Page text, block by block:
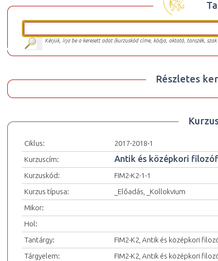
Kérjük, írja be a keresett adat (kurzuskód címe, kódja, oktató, tanszék,
Részletes
Ciklus:
2017-2018-1
Kurzuscím:
Antik és középkori
Kurzuskód:
FIM2-K2-1-1
Kurzus típusa:
_Előadás, _Kollokvium
Mikor:
Hol:
Tantárgy:
FIM2-K2, Antik és középkori
Tárgyelem:
FIM2-K2, Antik és középkori